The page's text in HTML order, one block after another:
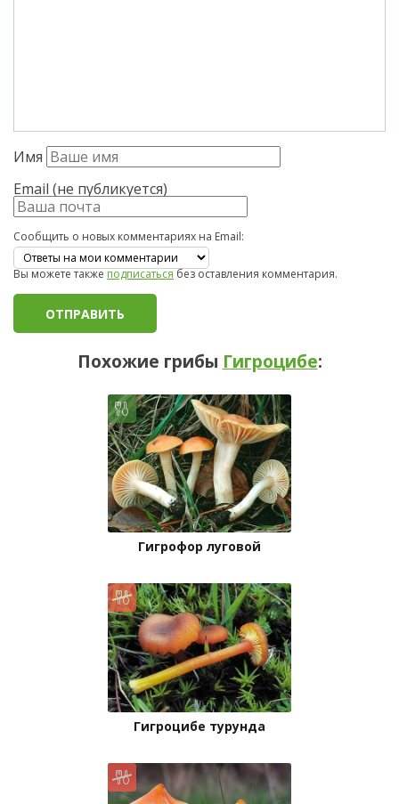
Имя
Email (не публикуется)
Сообщить о новых комментариях на Email:
Вы можете такжеподписатьсябез оставления комментария.
Похожие грибы Гигроцибе:
Гигрофор луговой
Гигроцибе турунда